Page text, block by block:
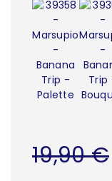
19,90 €